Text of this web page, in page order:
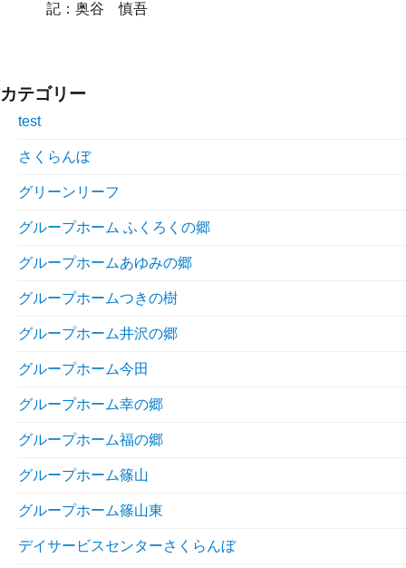
記：奥谷 慎吾
カテゴリー
test
さくらんぼ
グリーンリーフ
グループホーム ふくろくの郷
グループホームあゆみの郷
グループホームつきの樹
グループホーム井沢の郷
グループホーム今田
グループホーム幸の郷
グループホーム福の郷
グループホーム篠山
グループホーム篠山東
デイサービスセンターさくらんぼ